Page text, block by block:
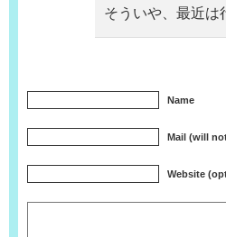
そういや、最近は
Name
Mail (will
Website